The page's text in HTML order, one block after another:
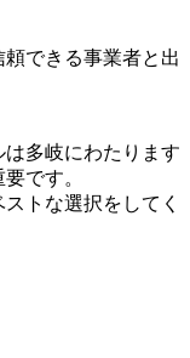
できる事業者と出
多岐にわたります
です。
トな選択をしてく